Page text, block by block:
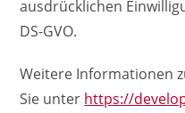
ausdrücklichen
DS-GVO.
Weitere Informationen
Sie unter https://